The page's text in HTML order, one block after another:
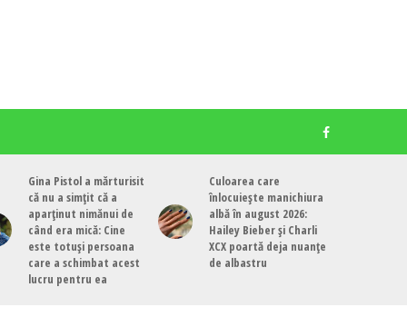
Gina Pistol a mărturisit
că nu a simțit că a
aparținut nimănui de
când era mică: Cine
este totuși persoana
care a schimbat acest
lucru pentru ea
Culoarea care
înlocuiește manichiura
albă în august 2026:
Hailey Bieber și Charli
XCX poartă deja nuanțe
de albastru